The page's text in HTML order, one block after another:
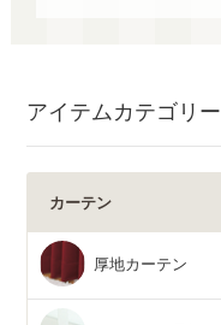
アイテムカテゴリー
カーテン
厚地カーテン